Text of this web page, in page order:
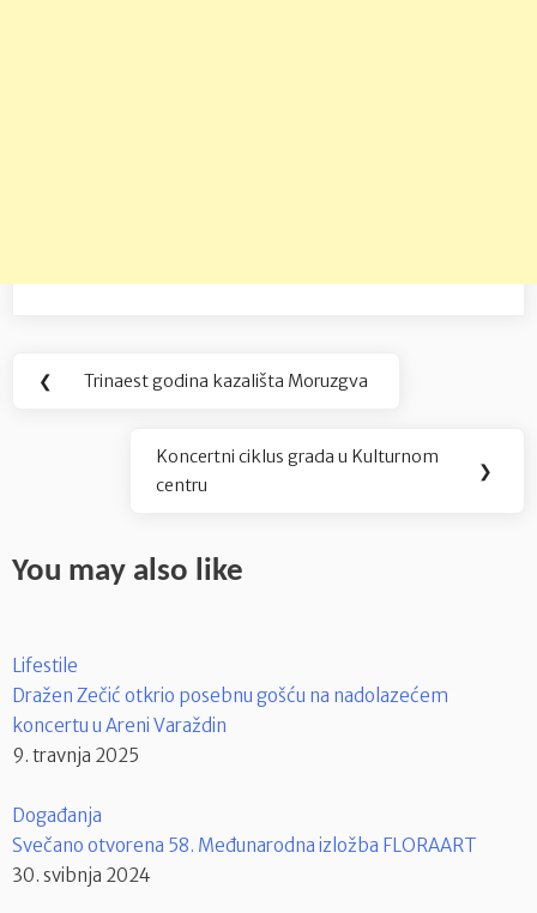
Navigacija
❮
Previous
Trinaest godina kazališta Moruzgva
Next
Post:
Koncertni ciklus grada u Kulturnom
centru
❯
You may also like
Lifestile
Dražen Zečić otkrio posebnu gošću na nadolazećem
koncertu u Areni Varaždin
9. travnja 2025
Događanja
Svečano otvorena 58. Međunarodna izložba FLORAART
30. svibnja 2024